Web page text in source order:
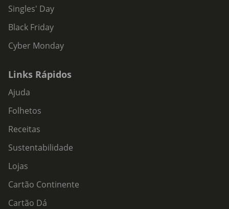
Singles' Day
Black Friday
Cyber Monday
Links Rápidos
Ajuda
Folhetos
Receitas
Sustentabilidade
Lojas
Cartão Continente
Cartão Dá